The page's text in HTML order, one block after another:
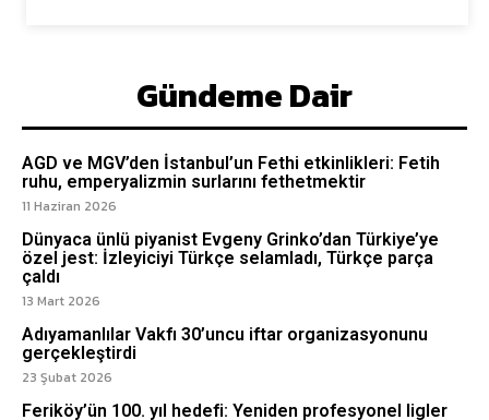
Gündeme Dair
AGD ve MGV’den İstanbul’un Fethi etkinlikleri: Fetih
ruhu, emperyalizmin surlarını fethetmektir
11 Haziran 2026
Dünyaca ünlü piyanist Evgeny Grinko’dan Türkiye’ye
özel jest: İzleyiciyi Türkçe selamladı, Türkçe parça
çaldı
13 Mart 2026
Adıyamanlılar Vakfı 30’uncu iftar organizasyonunu
gerçekleştirdi
23 Şubat 2026
Feriköy’ün 100. yıl hedefi: Yeniden profesyonel ligler